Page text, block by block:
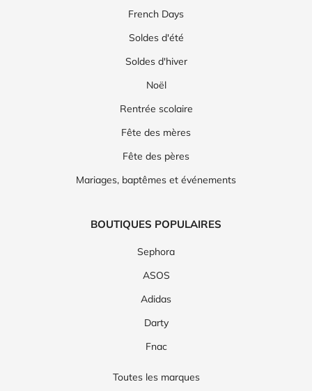
French Days
Soldes d'été
Soldes d'hiver
Noël
Rentrée scolaire
Fête des mères
Fête des pères
Mariages, baptêmes et événements
BOUTIQUES POPULAIRES
Sephora
ASOS
Adidas
Darty
Fnac
Toutes les marques